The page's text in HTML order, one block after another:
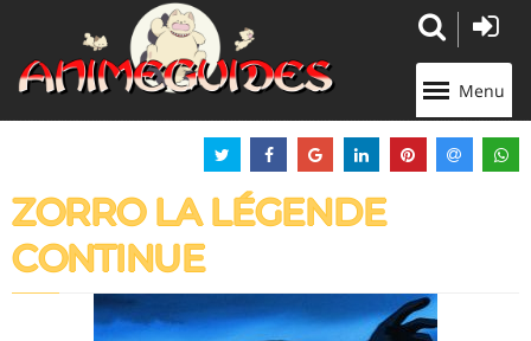
Menu
ZORRO LA LÉGENDE
CONTINUE
Panneau de gestion des cookies